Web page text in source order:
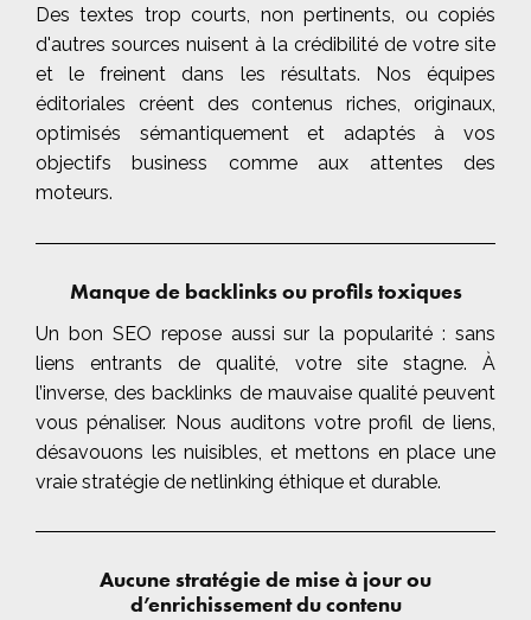
Des textes trop courts, non pertinents, ou copiés
d'autres sources nuisent à la crédibilité de votre site
et le freinent dans les résultats. Nos équipes
éditoriales créent des contenus riches, originaux,
optimisés sémantiquement et adaptés à vos
objectifs business comme aux attentes des
moteurs.
Manque de backlinks ou profils toxiques
Un bon SEO repose aussi sur la popularité : sans
liens entrants de qualité, votre site stagne. À
l’inverse, des backlinks de mauvaise qualité peuvent
vous pénaliser. Nous auditons votre profil de liens,
désavouons les nuisibles, et mettons en place une
vraie stratégie de netlinking éthique et durable.
Aucune stratégie de mise à jour ou
d’enrichissement du contenu